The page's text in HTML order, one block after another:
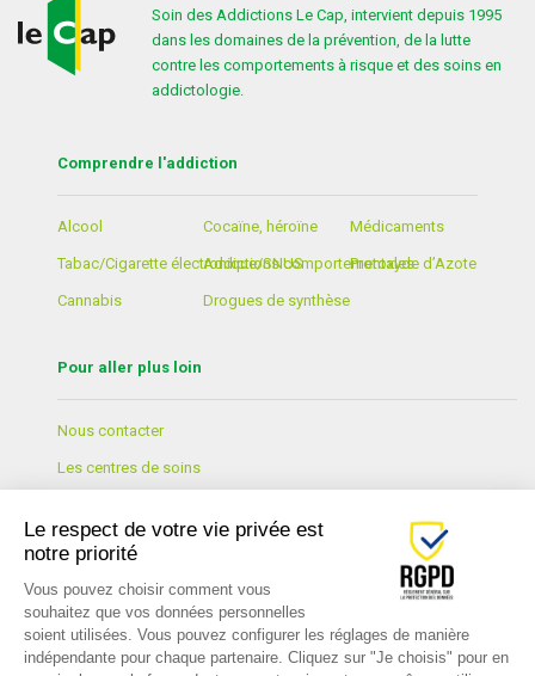
Soin des Addictions Le Cap, intervient depuis 1995
dans les domaines de la prévention, de la lutte
contre les comportements à risque et des soins en
addictologie.
Comprendre l'addiction
Alcool
Tabac/Cigarette électronique/SNUS
Cannabis
Cocaïne, héroïne
Addictions comportementales
Drogues de synthèse
Médicaments
Protoxyde d’Azote
Pour aller plus loin
Nous contacter
Les centres de soins
Lexique
Le respect de votre vie privée est
notre priorité
Vous pouvez choisir comment vous
souhaitez que vos données personnelles
soient utilisées. Vous pouvez configurer les réglages de manière
indépendante pour chaque partenaire. Cliquez sur "Je choisis" pour en